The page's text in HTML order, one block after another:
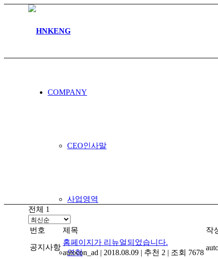
COMPANY
CEO인사말
사업영역
연혁
전체 1
번호 제목 작
공지사항
홈페이지가 리뉴얼되었습니다.
autocon_ad | 2018.08.09 | 추천 2 | 조회 7678